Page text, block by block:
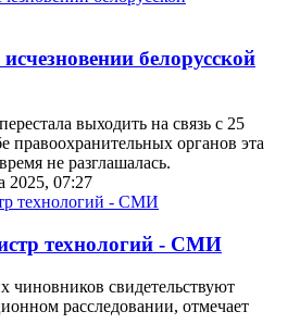
белорусской
выходить на связь с 25
правоохранительных органов эта
не разглашалась.
2025, 07:27
технологий - СМИ
чиновников свидетельствуют
расследовании, отмечает